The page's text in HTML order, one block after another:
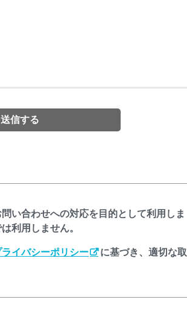
い合わせへの対応を目的として利用しま
利用しません。
ライバシーポリシー
に基づき、適切な取